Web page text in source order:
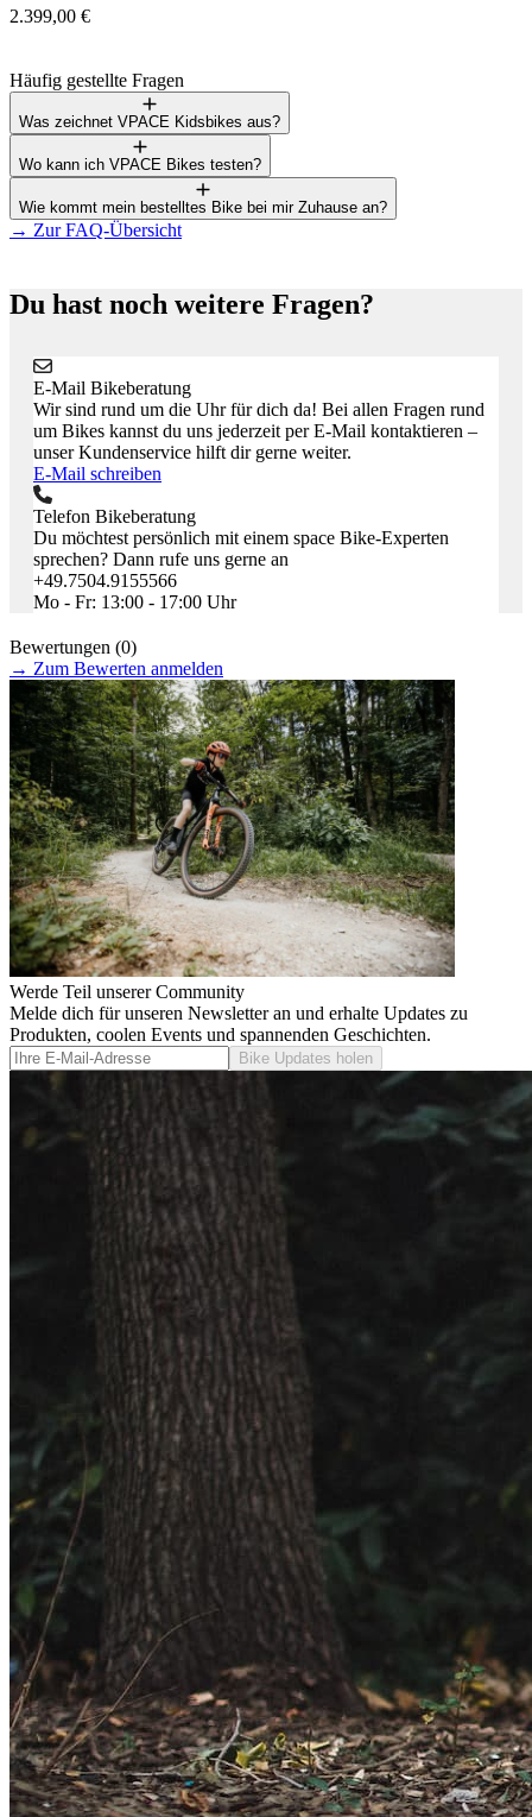
2.399,00 €
Häufig gestellte Fragen
Was zeichnet VPACE Kidsbikes aus?
Wo kann ich VPACE Bikes testen?
Wie kommt mein bestelltes Bike bei mir Zuhause an?
→ Zur FAQ-Übersicht
Du hast noch weitere Fragen?
E-Mail Bikeberatung
Wir sind rund um die Uhr für dich da! Bei allen Fragen rund
um Bikes kannst du uns jederzeit per E-Mail kontaktieren –
unser Kundenservice hilft dir gerne weiter.
E-Mail schreiben
Telefon Bikeberatung
Du möchtest persönlich mit einem space Bike-Experten
sprechen? Dann rufe uns gerne an
+49.7504.9155566
Mo - Fr: 13:00 - 17:00 Uhr
Bewertungen (0)
→ Zum Bewerten anmelden
Werde Teil unserer Community
Melde dich für unseren Newsletter an und erhalte Updates zu
Produkten, coolen Events und spannenden Geschichten.
Bike Updates holen